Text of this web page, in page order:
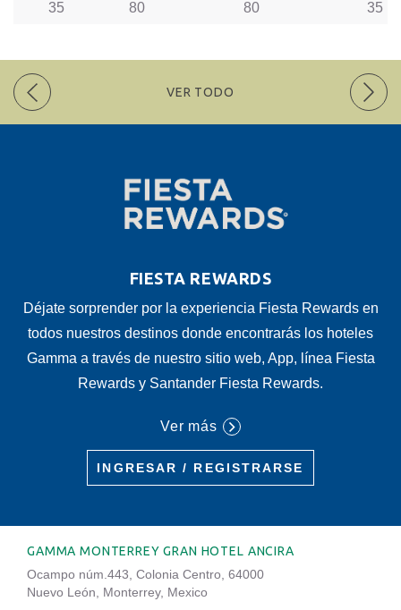
35 80 80 35
VER TODO
FIESTA REWARDS
Déjate sorprender por la experiencia Fiesta Rewards en
todos nuestros destinos donde encontrarás los hoteles
Gamma a través de nuestro sitio web, App, línea Fiesta
Rewards y Santander Fiesta Rewards.
Ver más
INGRESAR / REGISTRARSE
GAMMA MONTERREY GRAN HOTEL ANCIRA
Ocampo núm.443, Colonia Centro, 64000
Nuevo León, Monterrey, Mexico